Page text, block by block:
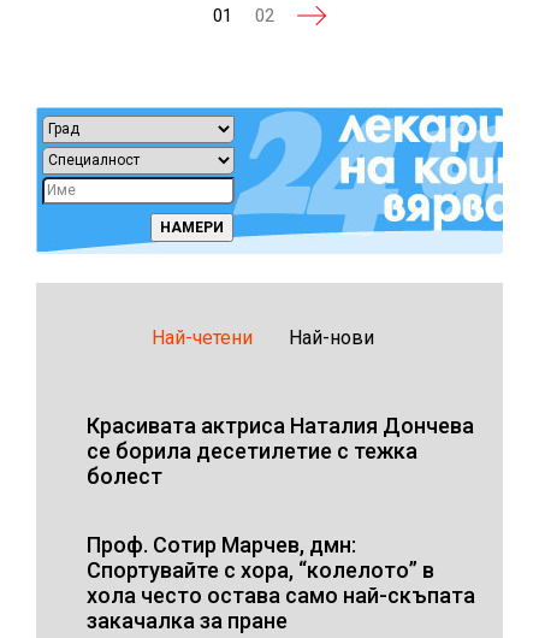
01 02
Най-четени Най-нови
Красивата актриса Наталия Дончева
се борила десетилетие с тежка
болест
Проф. Сотир Марчев, дмн:
Спортувайте с хора, “колелото” в
хола често остава само най-скъпата
закачалка за пране